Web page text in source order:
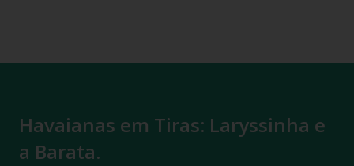
Havaianas em Tiras: Laryssinha e
a Barata.